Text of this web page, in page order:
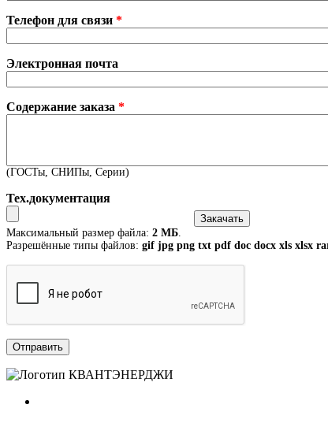
Телефон для связи *
Электронная почта
Содержание заказа *
(ГОСТы, СНИПы, Серии)
Тех.документация
Максимальный размер файла: 2 МБ.
Разрешённые типы файлов: gif jpg png txt pdf doc docx xls xlsx